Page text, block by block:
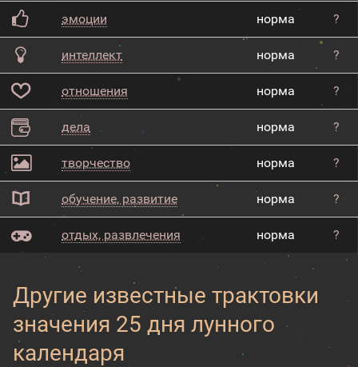
эмоции норма ?
интеллект норма ?
отношения норма ?
дела норма ?
творчество норма ?
обучение, развитие норма ?
отдых, развлечения норма ?
Другие известные трактовки
значения 25 дня лунного
календаря